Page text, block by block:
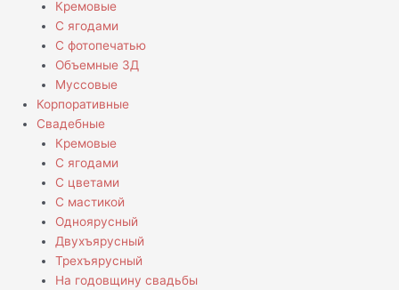
Кремовые
С ягодами
С фотопечатью
Объемные 3Д
Муссовые
Корпоративные
Свадебные
Кремовые
С ягодами
С цветами
С мастикой
Одноярусный
Двухъярусный
Трехъярусный
На годовщину свадьбы